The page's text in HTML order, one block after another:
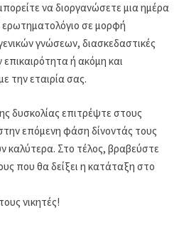
να διοργανώσετε μια ημέρα
ερωτηματολόγιο σε μορφή
γνώσεων, διασκεδαστικές
ή ακόμη και
την εταιρία σας.
δυσκολίας επιτρέψτε στους
επόμενη φάση δίνοντάς τους
καλύτερα. Στο τέλος, βραβεύστε
που θα δείξει η κατάταξη στο
νικητές!